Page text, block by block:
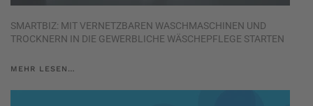
SMARTBIZ: MIT VERNETZBAREN WASCHMASCHINEN UND
TROCKNERN IN DIE GEWERBLICHE WÄSCHEPFLEGE STARTEN
MEHR LESEN…